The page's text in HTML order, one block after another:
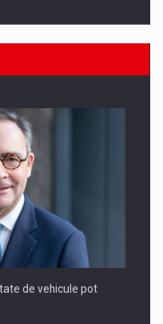
TECHNOLOGY FOR
de vehicule pot